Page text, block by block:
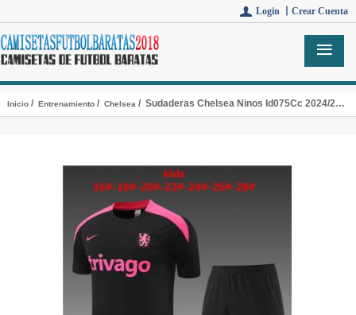
Login 丨 Crear Cuenta
Inicio/ Entrenamiento/ Chelsea/ Sudaderas Chelsea Ninos Id075Cc 2024/2025